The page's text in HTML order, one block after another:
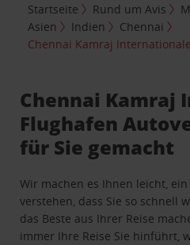
Startseite Rund um Avis
Asien
Indien
Chennai
Chennai Kamraj
Chennai Kamraj
Flughafen
für Sie gemacht
Wir machen es Ihnen leicht,
verstehen, dass Sie so schnell
das Beste aus Ihrer Reise
immer Ihre Reise Sie hinführt,